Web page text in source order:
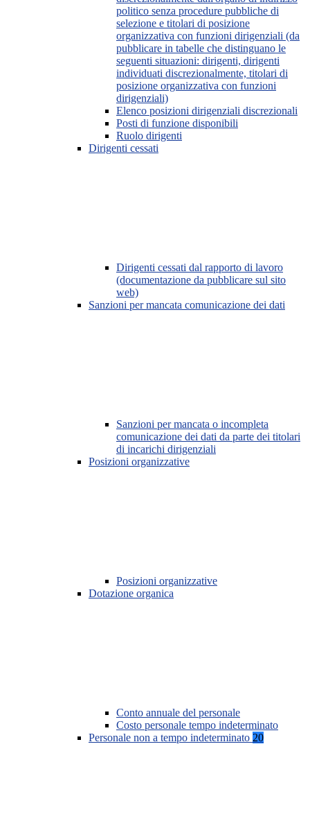
politico senza procedure pubbliche di
selezione e titolari di posizione
organizzativa con funzioni dirigenziali (da
pubblicare in tabelle che distinguano le
seguenti situazioni: dirigenti, dirigenti
individuati discrezionalmente, titolari di
posizione organizzativa con funzioni
dirigenziali)
Elenco posizioni dirigenziali discrezionali
Posti di funzione disponibili
Ruolo dirigenti
Dirigenti cessati
Dirigenti cessati dal rapporto di lavoro
(documentazione da pubblicare sul sito
web)
Sanzioni per mancata comunicazione dei dati
Sanzioni per mancata o incompleta
comunicazione dei dati da parte dei titolari
di incarichi dirigenziali
Posizioni organizzative
Posizioni organizzative
Dotazione organica
Conto annuale del personale
Costo personale tempo indeterminato
Personale non a tempo indeterminato 20